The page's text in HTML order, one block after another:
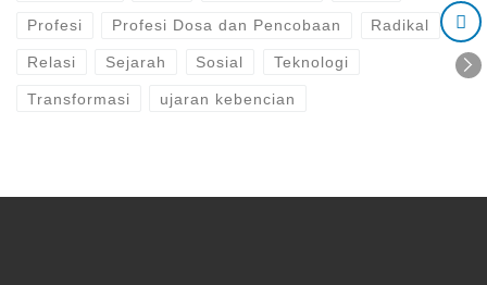
Profesi Profesi Dosa dan Pencobaan Radikal
Relasi Sejarah Sosial Teknologi
Transformasi ujaran kebencian